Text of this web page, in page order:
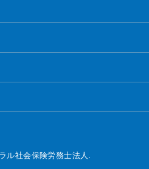
ル社会保険労務士法人.